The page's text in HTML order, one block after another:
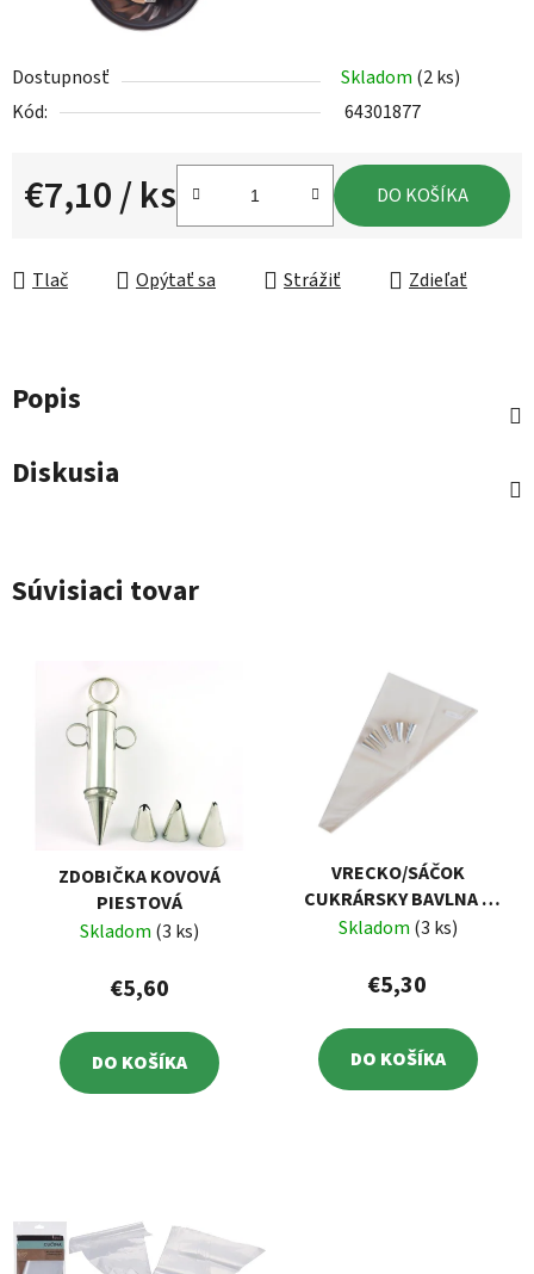
Dostupnosť Skladom (2 ks)
Kód:
64301877
€7,10/ ks DO KOŠÍKA
Tlač Opýtať sa Strážiť Zdieľať
Popis
Diskusia
Súvisiaci tovar
ZDOBIČKA KOVOVÁ
PIESTOVÁ
Skladom (3 ks)
€5,60
DO KOŠÍKA
VRECKO/SÁČOK
CUKRÁRSKY BAVLNA +
ŠPIČKY
Skladom (3 ks)
€5,30
DO KOŠÍKA